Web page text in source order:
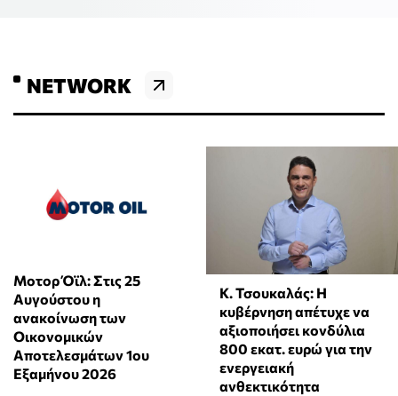
NETWORK
Μοτορ Όϊλ: Στις 25
Αυγούστου η
ανακοίνωση των
Οικονομικών
Αποτελεσμάτων 1ου
Εξαμήνου 2026
Κ. Τσουκαλάς: Η
κυβέρνηση απέτυχε να
αξιοποιήσει κονδύλια
800 εκατ. ευρώ για την
ενεργειακή
ανθεκτικότητα